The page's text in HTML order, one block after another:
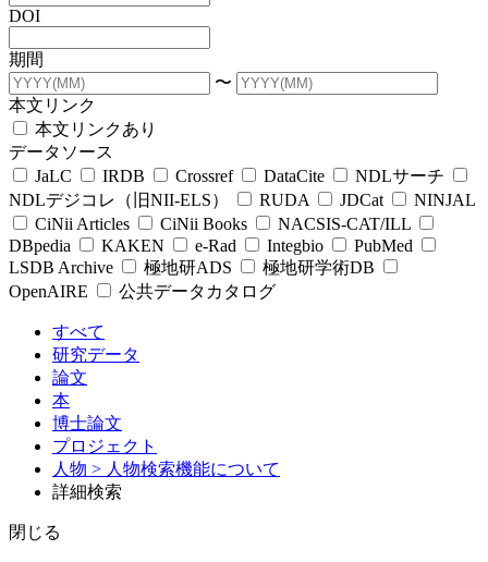
DOI
期間
〜
本文リンク
本文リンクあり
データソース
JaLC
IRDB Crossref DataCite
NDLサーチ
NDLデジコレ（旧NII-ELS）
RUDA JDCat
NINJAL
CiNii Articles
CiNii Books
NACSIS-CAT/ILL
DBpedia
KAKEN e-Rad Integbio
PubMed
LSDB Archive
極地研ADS
極地研学術DB
OpenAIRE
公共データカタログ
すべて
研究データ
論文
本
博士論文
プロジェクト
人物 > 人物検索機能について
詳細検索
閉じる